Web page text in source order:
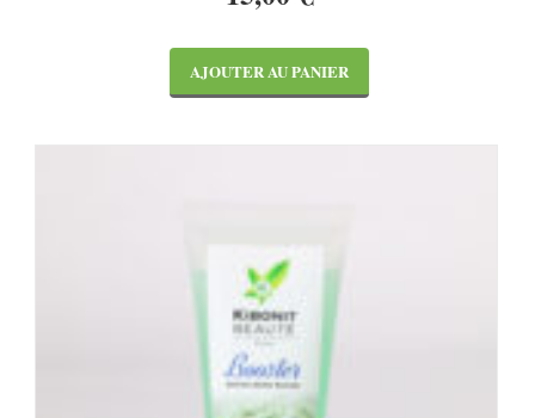
AJOUTER AU PANIER